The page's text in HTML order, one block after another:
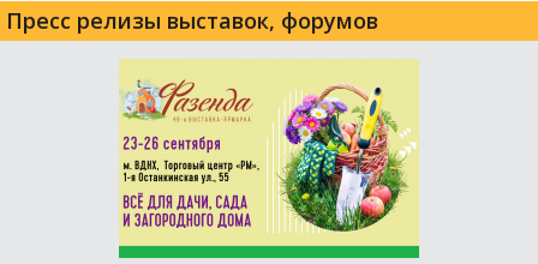
Пресс релизы выставок, форумов